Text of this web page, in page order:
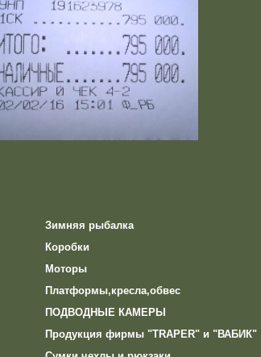
Зимняя рыбалка
Коробки
Моторы
Платформы,кресла,обвес
ПОДВОДНЫЕ КАМЕРЫ
Продукция фирмы "TRAPER" и "ВАБИК"